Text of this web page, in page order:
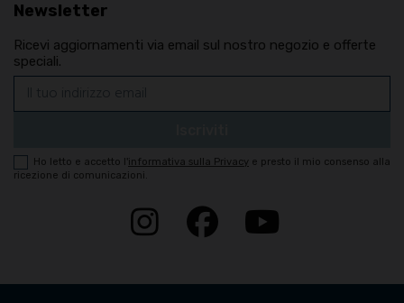
Newsletter
Ricevi aggiornamenti via email sul nostro negozio e offerte
speciali.
Ho letto e accetto l'informativa sulla Privacy e presto il mio consenso alla
ricezione di comunicazioni.